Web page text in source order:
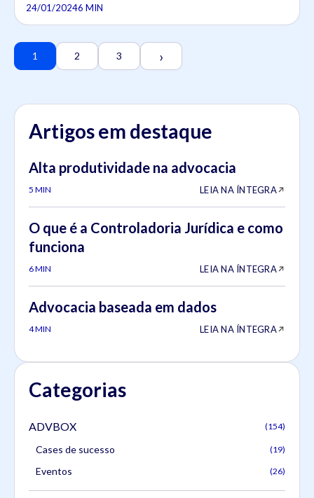
24/01/20246 MIN
1 2 3 ›
Artigos em destaque
Alta produtividade na advocacia
5 MIN LEIA NA ÍNTEGRA
O que é a Controladoria Jurídica e como
funciona
6 MIN LEIA NA ÍNTEGRA
Advocacia baseada em dados
4 MIN LEIA NA ÍNTEGRA
Categorias
ADVBOX (154)
Cases de sucesso (19)
Eventos (26)